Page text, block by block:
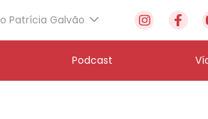
Patrícia Galvão
Podcast